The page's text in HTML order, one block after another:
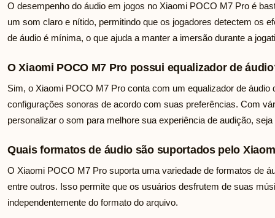
O desempenho do áudio em jogos no Xiaomi POCO M7 Pro é
um som claro e nítido, permitindo que os jogadores detectem os
de áudio é mínima, o que ajuda a manter a imersão durante a
O Xiaomi POCO M7 Pro possui equalizador de
Sim, o Xiaomi POCO M7 Pro conta com um equalizador de
configurações sonoras de acordo com suas preferências. Com
personalizar o som para melhore sua experiência de audição,
Quais formatos de áudio são suportados pelo
O Xiaomi POCO M7 Pro suporta uma variedade de formatos de
entre outros. Isso permite que os usuários desfrutem de suas
independentemente do formato do arquivo.